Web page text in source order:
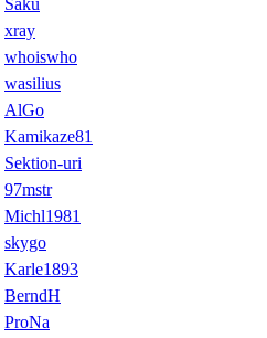
Saku
xray
whoiswho
wasilius
AlGo
Kamikaze81
Sektion-uri
97mstr
Michl1981
skygo
Karle1893
BerndH
ProNa